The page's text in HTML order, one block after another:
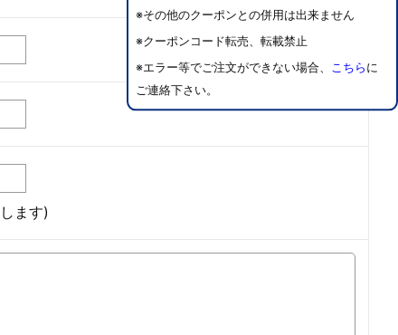
※その他のクーポンとの併用は出来ません
※クーポンコード転売、転載禁止
※エラー等でご注文ができない場合、 こちら に
ご連絡下さい。
ます)